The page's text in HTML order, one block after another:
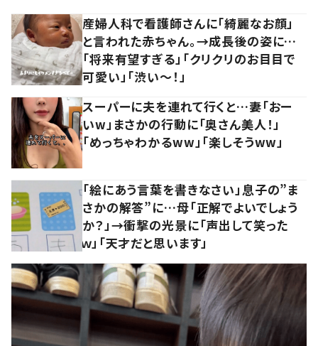
産婦人科で看護師さんに「綺麗なお顔」
と言われた赤ちゃん。→成長後の姿に…
「将来有望すぎる」「クリクリのお目目で
可愛い」「渋い～！」
スーパーに夫を連れて行くと…妻「おー
いw」まさかの行動に「奥さん美人！」
「めっちゃわかるww」「楽しそうww」
「絵にあう言葉を書きなさい」息子の”ま
さかの解答”に…母「正解でよいでしょう
か？」→衝撃の光景に「声出して笑った
ｗ」「天才だと思います」